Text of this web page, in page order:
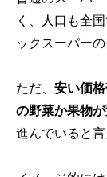
く、人口も全
ックスーパー
ただ、 安い価
の野菜か果物
進んでいると言